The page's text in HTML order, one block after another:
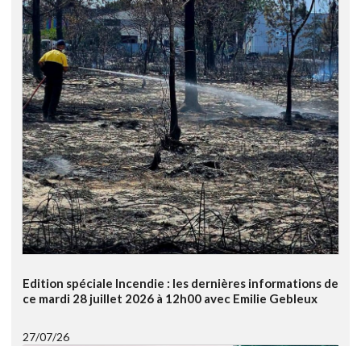
Edition spéciale Incendie : les dernières informations de
ce mardi 28 juillet 2026 à 12h00 avec Emilie Gebleux
27/07/26